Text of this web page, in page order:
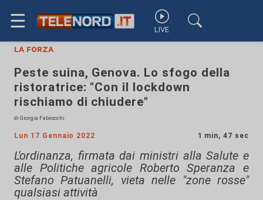
☰ LIVE
la forza
Peste suina, Genova. Lo sfogo della
ristoratrice: "Con il lockdown
rischiamo di chiudere"
di Giorgia Fabiocchi
Lun 17 Gennaio 2022 1 min, 47 sec
L'ordinanza, firmata dai ministri alla Salute e
alle Politiche agricole Roberto Speranza e
Stefano Patuanelli, vieta nelle "zone rosse"
qualsiasi attività